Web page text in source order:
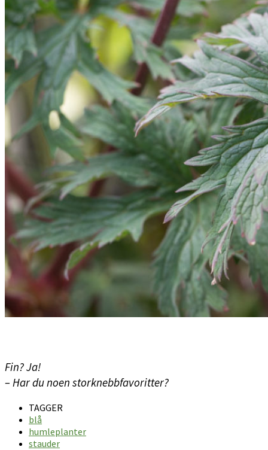
Fin? Ja!
– Har du noen storknebbfavoritter?
TAGGER
blå
humleplanter
stauder